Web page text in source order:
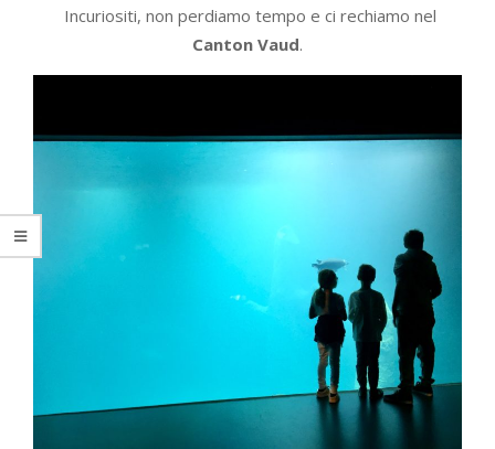
Incuriositi, non perdiamo tempo e ci rechiamo nel
Canton Vaud.